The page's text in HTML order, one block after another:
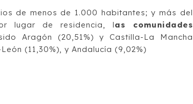
de menos de 1.000 habitantes; y más del
lugar de residencia, las comunidades
Aragón (20,51%) y Castilla-La Mancha
(11,30%), y Andalucía (9,02%)